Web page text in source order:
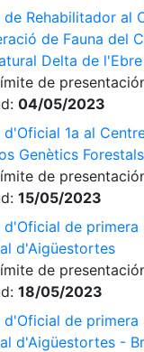
de Rehabilitador al
de Fauna del
Delta de l'Ebre
de
04/05/2023
d'Oficial 1a al
Genètics
de
15/05/2023
d'Oficial de primera
d'Aigüestortes
de
18/05/2023
d'Oficial de primera
d'Aigüestortes -